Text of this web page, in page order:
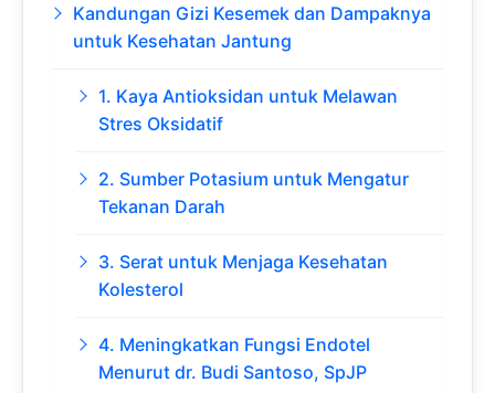
Kandungan Gizi Kesemek dan Dampaknya
untuk Kesehatan Jantung
1. Kaya Antioksidan untuk Melawan
Stres Oksidatif
2. Sumber Potasium untuk Mengatur
Tekanan Darah
3. Serat untuk Menjaga Kesehatan
Kolesterol
4. Meningkatkan Fungsi Endotel
Menurut dr. Budi Santoso, SpJP